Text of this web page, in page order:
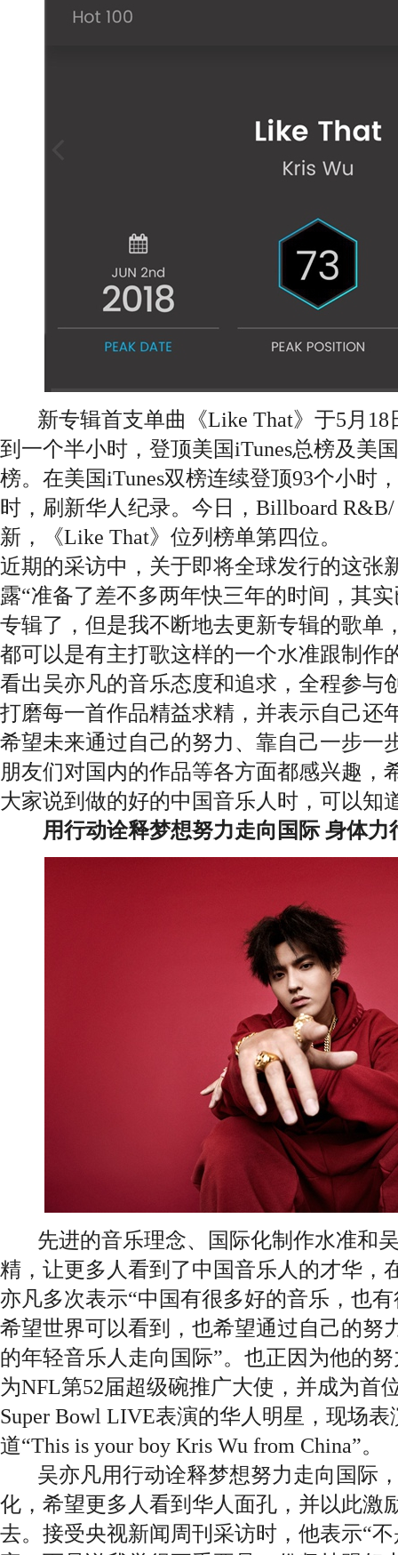
新专辑首支单曲《Like That》于5月18
到一个半小时，登顶美国iTunes总榜及美
榜。在美国iTunes双榜连续登顶93个小时
时，刷新华人纪录。今日，Billboard
新，《Like That》位列榜单第四位。
近期的采访中，关于即将全球发行的这张
露“准备了差不多两年快三年的时间，其
专辑了，但是我不断地去更新专辑的歌单
都可以是有主打歌这样的一个水准跟制作
看出吴亦凡的音乐态度和追求，全程参与
打磨每一首作品精益求精，并表示自己还
希望未来通过自己的努力、靠自己一步一
朋友们对国内的作品等各方面都感兴趣，
大家说到做的好的中国音乐人时，可以知
用行动诠释梦想努力走向国际 身体力
先进的音乐理念、国际化制作水准和
精，让更多人看到了中国音乐人的才华，
亦凡多次表示“中国有很多好的音乐，也
希望世界可以看到，也希望通过自己的努
的年轻音乐人走向国际”。也正因为他的
为NFL第52届超级碗推广大使，并成为首
Super Bowl LIVE表演的华人明星，现场
道“This is your boy Kris Wu from China”。
吴亦凡用行动诠释梦想努力走向国际
化，希望更多人看到华人面孔，并以此激
去。接受央视新闻周刊采访时，他表示“